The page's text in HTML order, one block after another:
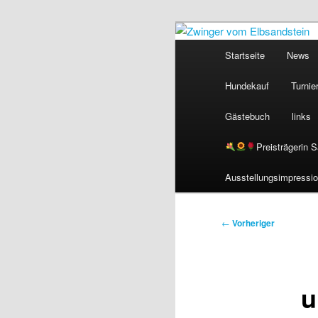
Zwinger
Startseite News
Hundekauf
Gästebuch links
Preisträgerin
Beitragsnavigation
← Vorheriger